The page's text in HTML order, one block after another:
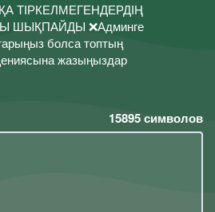
ТІРКЕЛМЕГЕНДЕРДІҢ
ШЫҚПАЙДЫ ❌Админге
болса топтың
жазыңыздар
15895символов